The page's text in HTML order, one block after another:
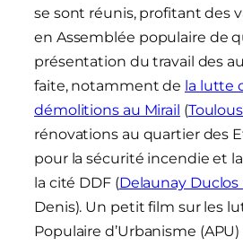
se sont réunis, profitant des
en Assemblée populaire de
présentation du travail des
faite, notamment de la lutte
démolitions au Mirail (
rénovations au quartier des
pour la sécurité incendie et
la cité DDF (Delaunay Duclos
Denis). Un petit film sur les
Populaire d’Urbanisme